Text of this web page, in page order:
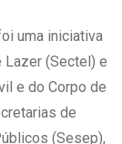
uma iniciativa
Lazer (Sectel) e
e do Corpo de
de
(Sesep),